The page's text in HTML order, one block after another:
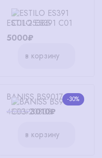
ESTILO ES391 C01
5000₽
в корзину
-30%
BANISS BS9017 C03
4300₽3010₽
в корзину